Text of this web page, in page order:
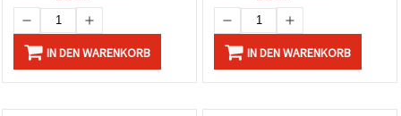
IN DEN WARENKORB IN DEN WARENKORB